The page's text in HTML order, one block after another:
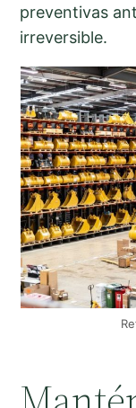
preventivas
irreversible.